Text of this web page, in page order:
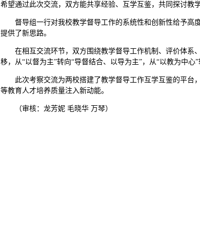
希望通过此次交流，双方能共享经验、互学互鉴，共同探讨教
督导组一行对我校教学督导工作的系统性和创新性给予高
提供了新思路。
在相互交流环节，双方围绕教学督导工作机制、评价体系
移，从“以督为主”转向“导督结合、以导为主”，从“以教为中心
此次考察交流为两校搭建了教学督导工作互学互鉴的平台
等教育人才培养质量注入新动能。
（审核：龙芳妮 毛晓华 万琴）